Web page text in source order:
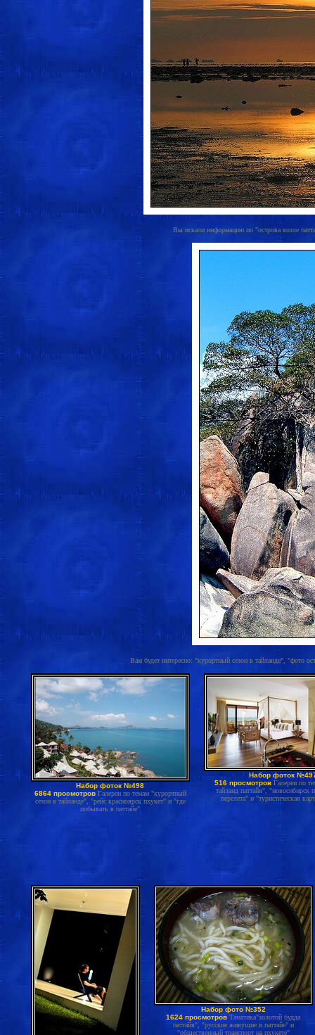
Вы искали информацию по "острова возле
Вам будет интересно: "курортный сезон в тайланде", "фото
Набор фоток №498
6864 просмотров Галереи по темам "курортный
сезон в тайланде", "рейс красноярск пхукет" и "где
побывать в паттайе"
Набор фоток
516 просмотров Галереи по
тайланд паттайя", "новосибирск
перелета" и "туристическая
Набор фото №352
1624 просмотров Таматика"золотой будда
паттайя", "русские живущие в паттайе" и
"общественный транспорт на пхукете"